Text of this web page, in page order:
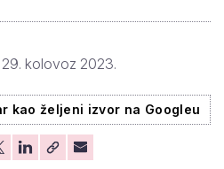
29. kolovoz 2023.
kao željeni izvor na Googleu